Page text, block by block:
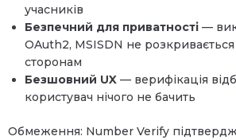
учасників
Безпечний для приватності —
OAuth2, MSISDN не
сторонам
Безшовний UX — верифікація
користувач нічого не бачить
Обмеження: Number Verify